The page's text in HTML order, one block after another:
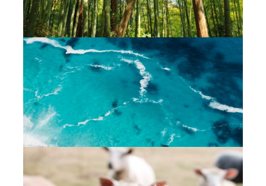
UN 7ÈME CONTINENT FAIT DE
PLASTIQUE
Chaque année, plus de 8 millions de tonnes
de plastique sont déversées dans les
océans, provoquant l’étouffement, la
noyade ou l’étranglement de nombreux
poissons et mammifères. Si rien n’est fait,
les océans compteront plus de résidus
plastiques que de poissons en 2050 !